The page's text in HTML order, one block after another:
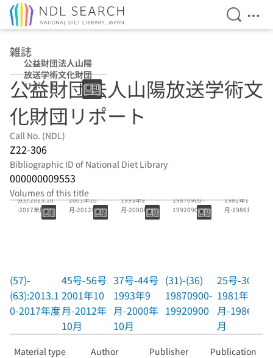
Open
雑誌
公益財団法人山陽
放送学術文化財団
リポート
公益財団法人山陽放送学術文
化財団リポート
Call No. (NDL)
Z22-306
Bibliographic ID of National Diet Library
000000009553
Volumes of this title
(57)-
(63):2013.10
-2017年度
(57)-
(63):2013.1
0-2017年度
45号-56号
2001年10
月-2012年10
45号-56号
2001年10
月-2012年
10月
1993年9
月-2000年10
37号-44号
1993年9
月-2000年
10月
19870900-
19920900
(31)-(36)
19870900-
19920900
1981年10
月-1986年9
25号-30号
1981年10
月-1986年9
月
Material type Author Publisher
Publication